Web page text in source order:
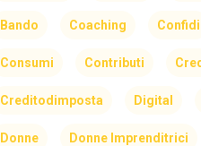
Bando Coaching Confidi
Consumi Contributi
Creditodimposta Digital
Donne Donne Imprenditrici